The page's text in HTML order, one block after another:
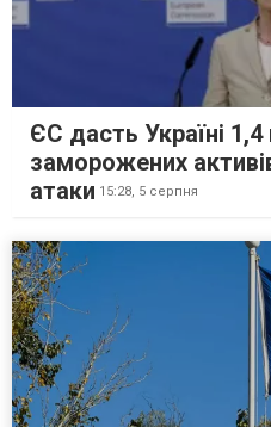
ЄС дасть Україні
заморожених
атаки 15:28, 5 серпня